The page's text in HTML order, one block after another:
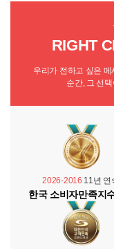
RIGHT
우리가 전하고 싶은
순간, 그 선택
2026-2016 11년 연
한국 소비자만족지